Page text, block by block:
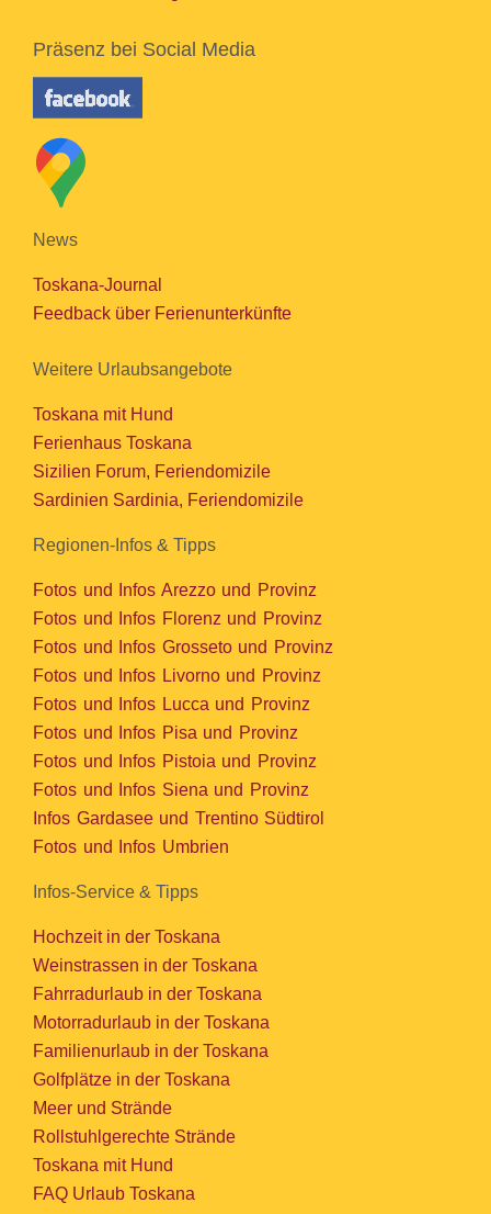
Präsenz bei Social Media
News
Toskana-Journal
Feedback über Ferienunterkünfte
Weitere Urlaubsangebote
Toskana mit Hund
Ferienhaus Toskana
Sizilien Forum, Feriendomizile
Sardinien Sardinia, Feriendomizile
Regionen-Infos & Tipps
Fotos und Infos Arezzo und Provinz
Fotos und Infos Florenz und Provinz
Fotos und Infos Grosseto und Provinz
Fotos und Infos Livorno und Provinz
Fotos und Infos Lucca und Provinz
Fotos und Infos Pisa und Provinz
Fotos und Infos Pistoia und Provinz
Fotos und Infos Siena und Provinz
Infos Gardasee und Trentino Südtirol
Fotos und Infos Umbrien
Infos-Service & Tipps
Hochzeit in der Toskana
Weinstrassen in der Toskana
Fahrradurlaub in der Toskana
Motorradurlaub in der Toskana
Familienurlaub in der Toskana
Golfplätze in der Toskana
Meer und Strände
Rollstuhlgerechte Strände
Toskana mit Hund
FAQ Urlaub Toskana